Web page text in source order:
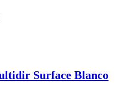
Surface Blanco